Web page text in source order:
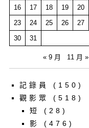
16
17 18 19 20
23
24 25 26 27
30
31
« 9 月 11 月 »
記錄員
(150)
觀影眾
(518)
短
(28)
影
(476)